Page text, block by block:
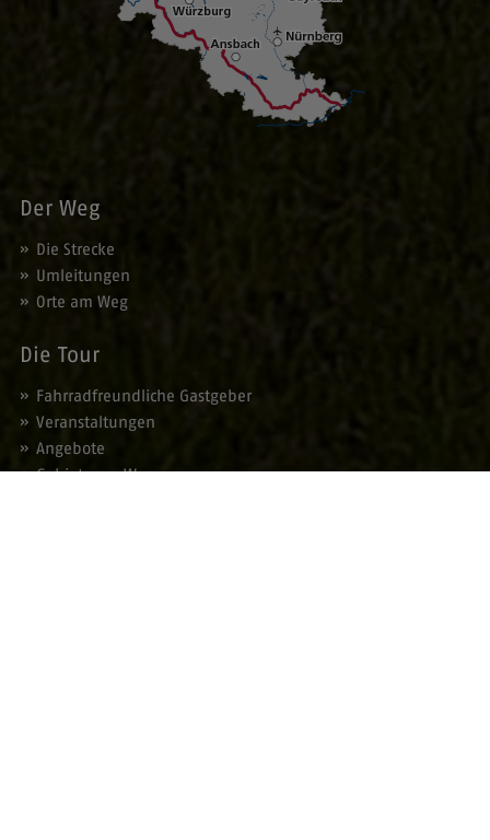
Der Weg
Die Strecke
Umleitungen
Orte am Weg
Die Tour
Fahrradfreundliche Gastgeber
Veranstaltungen
Angebote
Gebiete am Weg